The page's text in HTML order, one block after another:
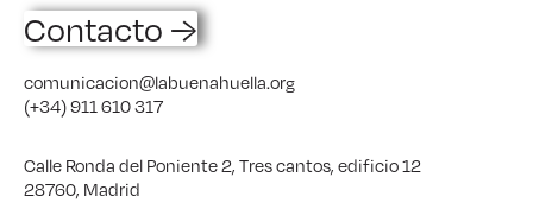
Contacto →
comunicacion@labuenahuella.org
(+34) 911 610 317
Calle Ronda del Poniente 2, Tres cantos, edificio 12
28760, Madrid